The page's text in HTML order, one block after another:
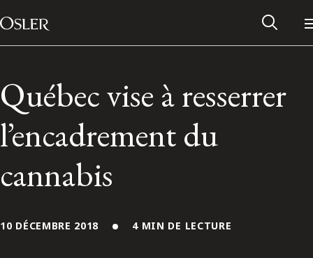
Passer au contenu
Main Navigation
Québec vise à resserrer
l’encadrement du
cannabis
10 DÉCEMBRE 2018 4 MIN DE LECTURE